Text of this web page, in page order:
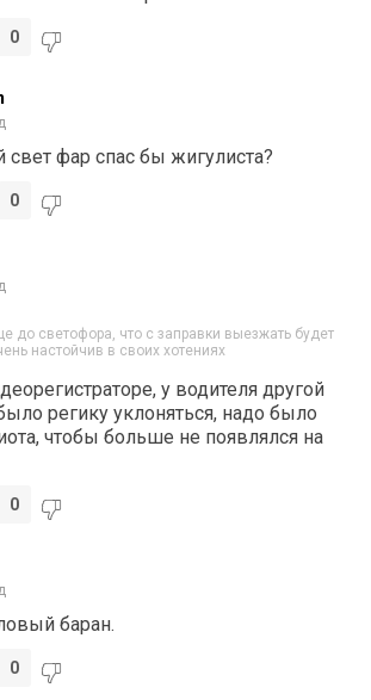
0
фар спас бы жигулиста?
0
до светофора, что с заправки выезжать будет
настойчив в своих хотениях
у водителя другой
регику уклоняться, надо было
чтобы больше не появлялся на
0
баран.
0